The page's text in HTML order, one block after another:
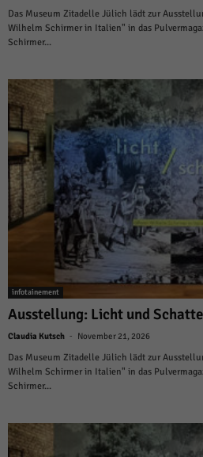
Das Museum Zitadelle Jülich lädt zur
Wilhelm Schirmer in Italien" in das
Schirmer...
infotainement
Ausstellung: Licht und
Claudia Kutsch - November 21, 2026
Das Museum Zitadelle Jülich lädt zur
Wilhelm Schirmer in Italien" in das
Schirmer...